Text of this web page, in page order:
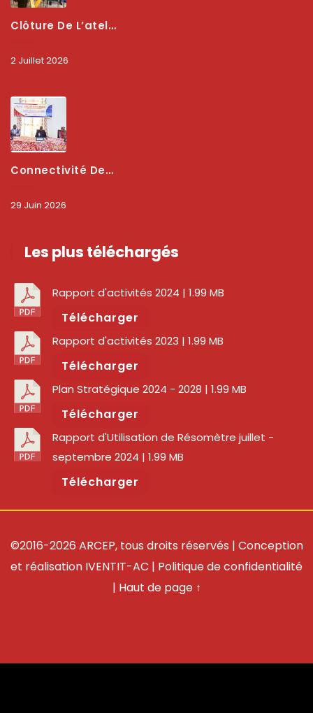
Clôture De L’atelier National : L’ARCEP Et Les Collectivités Territoriales Consolident Leur Partenariat Pour Booster La Qualité Des Services Numériques
2 Juillet 2026
Connectivité Des Territoires : L’ARCEP Et Les Collectivités Territoriales Scellent Un Pacte Stratégique À Bobo-Dioulasso Pour Booster La Qualité Des Réseaux
29 Juin 2026
Les plus téléchargés
Rapport d'activités 2024 | 1.99 MB
Télécharger
Rapport d'activités 2023 | 1.99 MB
Télécharger
Plan Stratégique 2024 - 2028 | 1.99 MB
Télécharger
Rapport d'Utilisation de Résomètre juillet -
septembre 2024 | 1.99 MB
Télécharger
©2016-2026 ARCEP, tous droits réservés | Conception
et réalisation IVENTIT-AC | Politique de confidentialité
| Haut de page ↑